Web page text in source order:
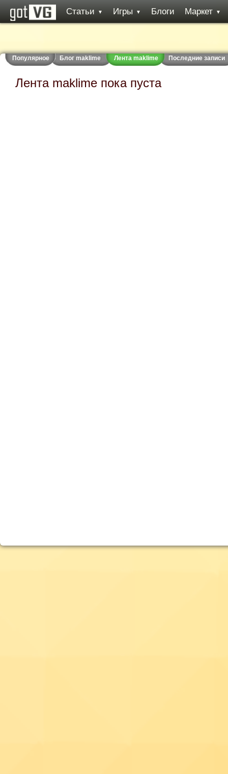
Статьи ▼ Игры ▼ Блоги Маркет ▼
Популярное Блог maklime Лента maklime Последние записи
Лента maklime пока пуста